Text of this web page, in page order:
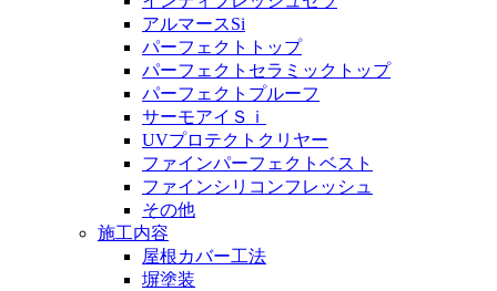
アルマースSi
パーフェクトトップ
パーフェクトセラミックトップ
パーフェクトプルーフ
サーモアイＳｉ
UVプロテクトクリヤー
ファインパーフェクトベスト
ファインシリコンフレッシュ
その他
施工内容
屋根カバー工法
塀塗装